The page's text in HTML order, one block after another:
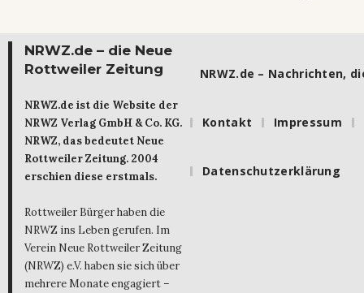
NRWZ.de – die Neue
Rottweiler Zeitung
NRWZ.de ist die Website der
NRWZ Verlag GmbH & Co. KG.
NRWZ, das bedeutet Neue
Rottweiler Zeitung. 2004
erschien diese erstmals.
Rottweiler Bürger haben die
NRWZ ins Leben gerufen. Im
Verein Neue Rottweiler Zeitung
(NRWZ) e.V. haben sie sich über
mehrere Monate engagiert –
NRWZ.de – Nachrichten,
Kontakt Impressum
Datenschutzerklärung